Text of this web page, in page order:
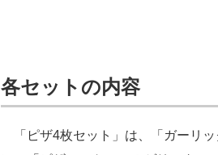
各セットの内容
「ピザ4枚セット」は、「ガーリッ